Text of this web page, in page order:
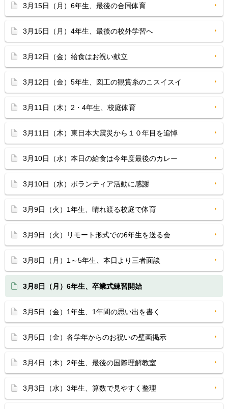
3月15日（月）6年生、最後の合同体育
3月15日（月）4年生、最後の校外学習へ
3月12日（金）給食はお祝い献立
3月12日（金）5年生、図工の観賞糸のこスイスイ
3月11日（木）2・4年生、校庭体育
3月11日（木）東日本大震災から１０年目を追悼
3月10日（水）本日の給食は今年度最後のカレー
3月10日（水）ボランティア活動に感謝
3月9日（火）1年生、晴れ渡る校庭で体育
3月9日（火）リモート形式での6年生を送る会
3月8日（月）1～5年生、本日より三者面談
3月8日（月）6年生、卒業式練習開始
3月5日（金）1年生、1年間の思い出を書く
3月5日（金）各学年からのお祝いの壁画掲示
3月4日（木）2年生、最後の国際理解教室
3月3日（水）3年生、算数で見やすく整理